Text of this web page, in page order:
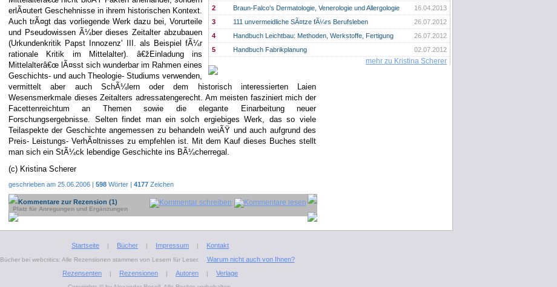
2
16.04.2013
Braun-Falco's Dermatologie, Venerologie und Allergologie
3
26.07.2012
111 unvermeidliche SÃ¤tze fÃ¼rs Berufsleben
4
26.07.2012
Handbuch Leichtbau: Methoden, Werkstoffe, Fertigung
5
02.07.2012
Handbuch Fabrikplanung
mehr zu Kristina Scherer
erlÃ¤utert Geschehnisse in ihrem historischen Kontext.
Auch trÃ¤gt das vorliegende Werk dazu bei, Vorurteile
und Pseudowissen Ã¼ber dieses Zeitalter abzubauen
(Urkundenkritik Papst Innozenz' III. als Beispiel fÃ¼r
rationale Kritik im Mittelalter). â€žEinladung ins
Mittelalterâ€œ lÃ¤sst sich wunderbar im Rahmen eines
Geschichts- und auch Theologie- Studiums verwenden,
vermittelt aber auch SchÃ¼lern oder dem historisch interessierten Laien
Wesensmerkmale dieses Zeitalters adressatengerecht. Am meisten fasziniert mich der
Facettenreichtum an Themen sowie die elegante Einarbeitung neuer
Forschungsergebnisse. Selten findet man ein solch ergiebiges Werk, das so viele
Teilaspekte der Geschichte angemessen zu behandeln weiÃŸ und auch aufgrund des
Preis- Leistungs- VerhÃ¤ltnisses zu empfehlen ist. Mit dem Kauf dieses Buches stellt
man sich ein StÃ¼ck lebendige Geschichte ins BÃ¼cherregal.
(c) Kristina Scherer
geschrieben am 25.06.2006 | 598 Wörter | 4177 Zeichen
Kommentare zur Rezension (1)
Platz für Anregungen und Ergänzungen
Startseite | Bücher | Impressum | Kontakt
Bücher bei webcritics: Alle Rezensionen stammen von Lesern für Leser.
Warum nicht auch von Ihnen?
Rezensenten
| Rezensionen | Autoren | Verlage